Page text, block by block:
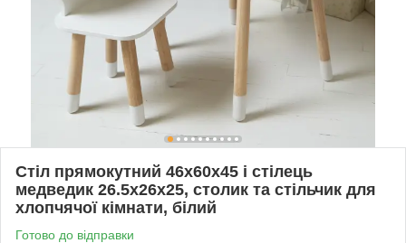
Стіл прямокутний 46х60х45 і стілець
медведик 26.5х26х25, столик та стільчик для
хлопчячої кімнати, білий
Готово до відправки